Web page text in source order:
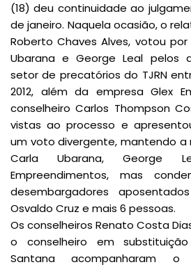
(18) deu continuidade ao
de janeiro. Naquela ocasião, o
Roberto Chaves Alves, votou
Ubarana e George Leal pelos
setor de precatórios do TJRN
2012, além da empresa Glex
conselheiro Carlos Thompson
vistas ao processo e
um voto divergente, mantendo a
Carla Ubarana,
Empreendimentos, mas
desembargadores
Osvaldo Cruz e mais 6 pessoas.
Os conselheiros Renato Costa
o conselheiro em
Santana acompanharam